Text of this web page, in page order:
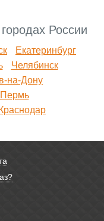
России
Екатеринбург
Челябинск
на-Дону
Пермь
Краснодар